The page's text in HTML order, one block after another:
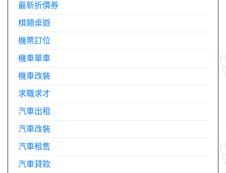
最新折價券
棋類桌遊
機票訂位
機車單車
機車改裝
求職求才
汽車出租
汽車改裝
汽車租售
汽車貸款